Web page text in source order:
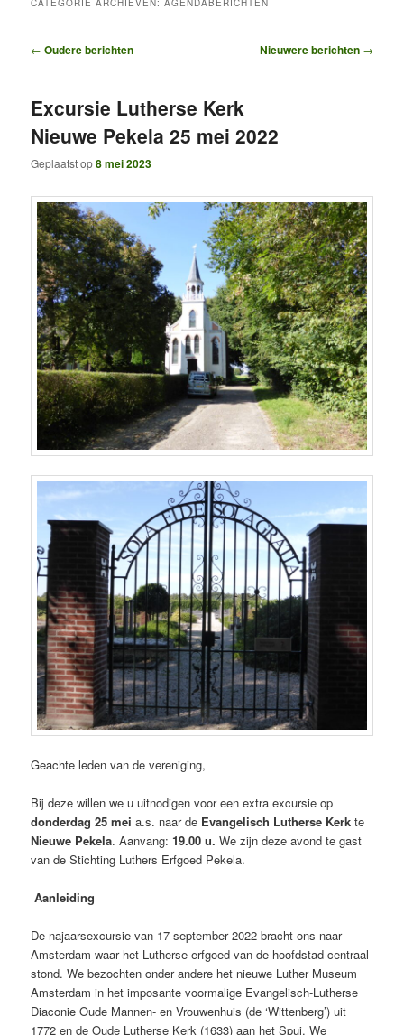
CATEGORIE ARCHIEVEN:AGENDABERICHTEN
Bericht
← Oudere berichten Nieuwere berichten →
Excursie Lutherse Kerk
Nieuwe Pekela 25 mei 2022
Geplaatst op8 mei 2023
Geachte leden van de vereniging,
Bij deze willen we u uitnodigen voor een extra excursie op
donderdag 25 mei a.s. naar de Evangelisch Lutherse Kerk te
Nieuwe Pekela. Aanvang:19.00 u. We zijn deze avond te gast
van de Stichting Luthers Erfgoed Pekela.
Aanleiding
De najaarsexcursie van 17 september 2022 bracht ons naar
Amsterdam waar het Lutherse erfgoed van de hoofdstad centraal
stond. We bezochten onder andere het nieuwe Luther Museum
Amsterdam in het imposante voormalige Evangelisch-Lutherse
Diaconie Oude Mannen- en Vrouwenhuis (de ‘Wittenberg’) uit
1772 en de Oude Lutherse Kerk (1633) aan het Spui. We